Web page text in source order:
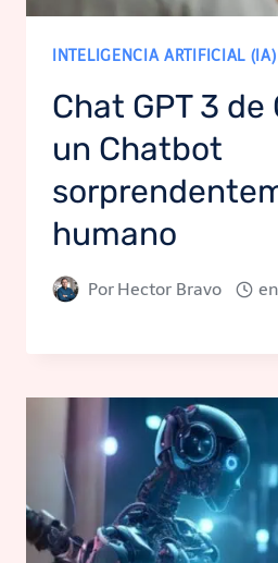
INTELIGENCIA ARTIFICIAL (IA)
Chat GPT 3 de
un Chatbot
humano
Por Hector Bravo